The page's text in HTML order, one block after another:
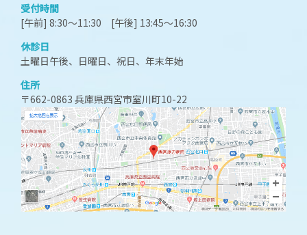
受付時間
[午前] 8:30～11:30 [午後] 13:45～16:30
休診日
土曜日午後、日曜日、祝日、年末年始
住所
〒662-0863 兵庫県西宮市室川町10-22